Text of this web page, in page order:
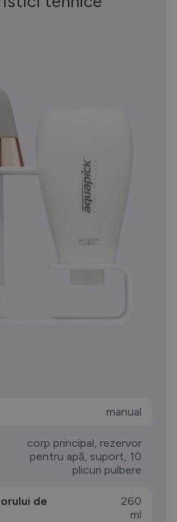
manual
corp principal, rezervor
pentru apă, suport, 10
plicuri pulbere
de
260
ml